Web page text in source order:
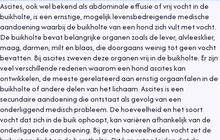
Ascites, ook wel bekend als abdominale effusie of vrij vocht in de
buikholte, is een ernstige, mogelijk levensbedreigende medische
aandoening waarbij de buikholte van een hond zich vult met vocht.
De buikholte bevat belangrijke organen zoals de lever, alvleesklier,
maag, darmen, milt en blaas, die doorgaans weinig tot geen vocht
bevatten. Bij ascites zweven deze organen vrij in de buikholte. Er zijn
veel verschillende redenen waarom een hond ascites kan
ontwikkelen, de meeste gerelateerd aan ernstig orgaanfalen in de
buikholte of andere delen van het lichaam. Ascites is een
secundaire aandoening die ontstaat als gevolg van een
onderliggend medisch probleem. De hoeveelheid en het soort
vocht dat zich in de buik ophoopt, kan variëren afhankelijk van de
onderliggende aandoening. Bij grote hoeveelheden vocht zet de